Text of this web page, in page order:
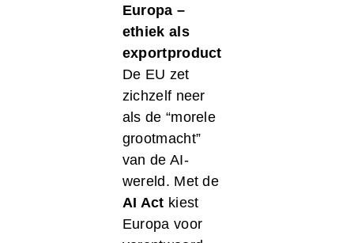
Europa –
ethiek als
exportproduct
De EU zet
zichzelf neer
als de “morele
grootmacht”
van de AI-
wereld. Met de
AI Act kiest
Europa voor